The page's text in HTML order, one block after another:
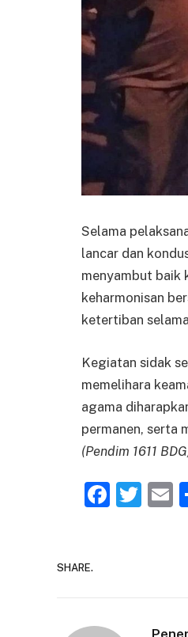
Selama
lancar dan
menyambut baik
keharmonisan
ketertiban
Kegiatan sidak
memelihara
agama
permanen, serta
(Pendim 1611
SHARE.